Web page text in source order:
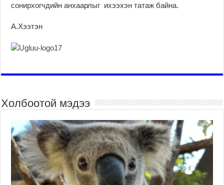
сонирхогчдийн анхаарлыг ихээхэн татаж байна.
А.Хээтэн
Холбоотой мэдээ